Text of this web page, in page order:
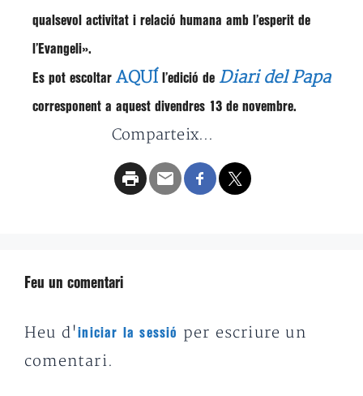
qualsevol activitat i relació humana amb l’esperit de
l’Evangeli».
Es pot escoltar AQUÍ l’edició de Diari del Papa
corresponent a aquest divendres 13 de novembre.
Comparteix...
Feu un comentari
Heu d'iniciar la sessió
per escriure un
comentari.